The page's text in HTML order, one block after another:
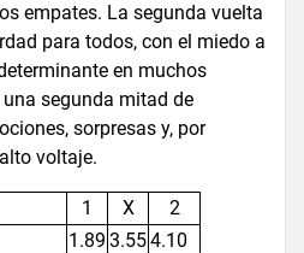
empates. La segunda vuelta
para todos, con el miedo a
en muchos
segunda mitad de
sorpresas y, por
voltaje.
1 X
2
1.89 3.554.10